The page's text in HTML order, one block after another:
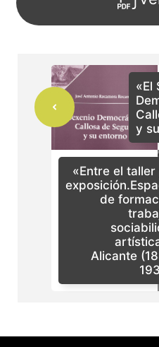
«El
y
«Entre el taller
de
Alicante